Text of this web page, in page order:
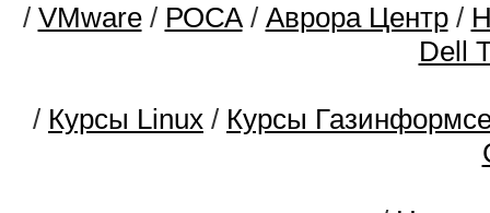
/ VMware/ РОСА/ Аврора Центр/
Dell
/ Курсы Linux / Курсы